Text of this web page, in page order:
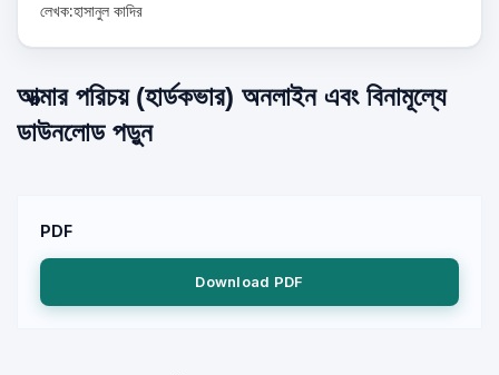
লেখক:হাসানুল কাদির
আত্মার পরিচয় (হার্ডকভার) অনলাইন এবং বিনামূল্যে
ডাউনলোড পড়ুন
PDF
Download PDF